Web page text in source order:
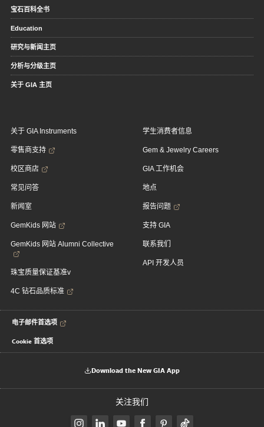
宝石百科全书
Education
研究与新闻主页
分析与分级主页
关于 GIA 主页
关于 GIA Instruments
零售商支持
校区商店
常见问答
新闻室
GemKids 网站
GemKids 网站 Alumni Collective
珠宝质量保证基准v
4C 钻石品质标准
学生消费者信息
Gem & Jewelry Careers
GIA 工作机会
地点
报告问题
支持 GIA
联系我们
API 开发人员
电子邮件首选项
Cookie 首选项
Download the New GIA App
关注我们